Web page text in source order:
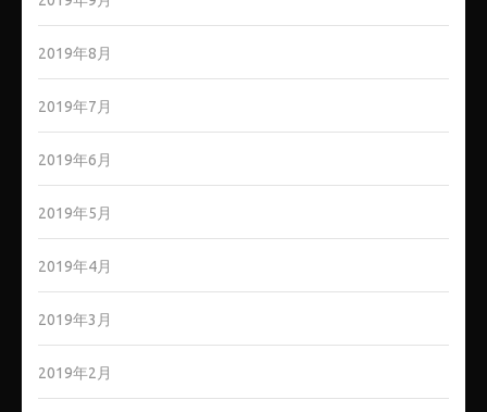
2019年8月
2019年7月
2019年6月
2019年5月
2019年4月
2019年3月
2019年2月